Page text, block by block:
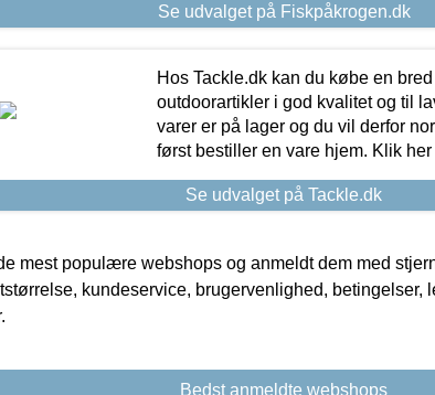
Se udvalget på Fiskpåkrogen.dk
Hos Tackle.dk kan du købe en
outdoorartikler i god kvalitet og til
varer er på lager og du vil derfor
først bestiller en vare hjem. Klik
Se udvalget på Tackle.dk
mest populære webshops og anmeldt dem med
kundeservice, brugervenlighed, betingelser,
Bedst anmeldte webshops